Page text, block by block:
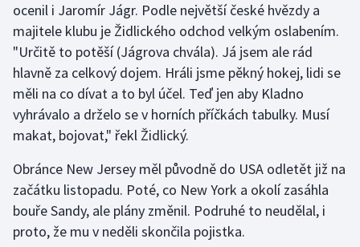
Plavání
Plážový volejbal
Ragby
Rychlobruslení
Rychlostní kanoistika
Short track
ocenil i Jaromír Jágr. Podle největší české hvězdy a
majitele klubu je Židlického odchod velkým oslabením.
"Určitě to potěší (Jágrova chvála). Já jsem ale rád
hlavně za celkový dojem. Hráli jsme pěkný hokej, lidi se
měli na co dívat a to byl účel. Teď jen aby Kladno
vyhrávalo a drželo se v horních příčkách tabulky. Musí
makat, bojovat," řekl Židlický.
Obránce New Jersey měl původně do USA odletět již na
začátku listopadu. Poté, co New York a okolí zasáhla
bouře Sandy, ale plány změnil. Podruhé to neudělal, i
proto, že mu v neděli skončila pojistka.